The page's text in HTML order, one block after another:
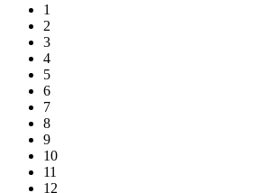
1
2
3
4
5
6
7
8
9
10
11
12